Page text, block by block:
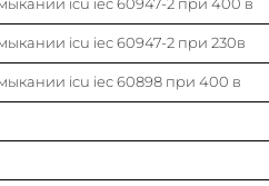
Количество защищенных полюсов
Степень защиты (ip)
расстояний)
icu iec 60947-2 при 400 в
icu iec 60947-2 при 230в
icu iec 60898 при 400 в